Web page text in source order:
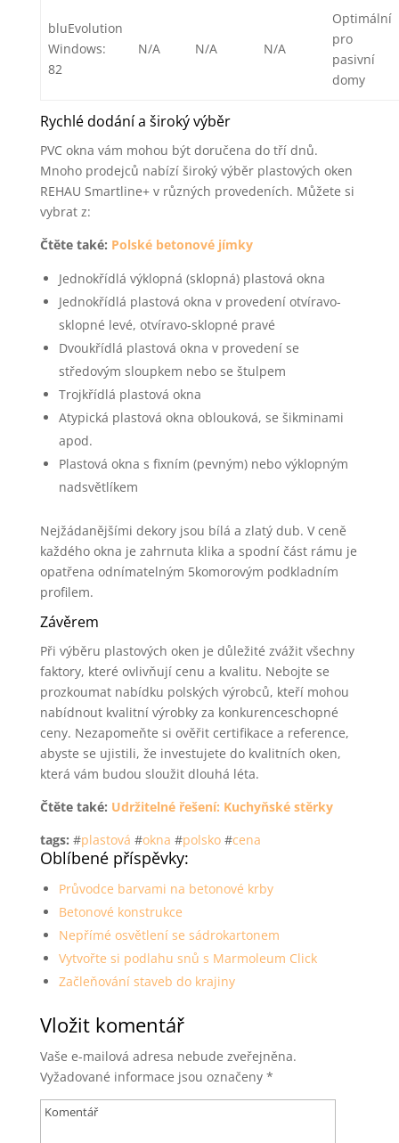
bluEvolution
Windows:
82
N/A N/A N/A
Optimální
pro
pasivní
domy
Rychlé dodání a široký výběr
PVC okna vám mohou být doručena do tří dnů.
Mnoho prodejců nabízí široký výběr plastových oken
REHAU Smartline+ v různých provedeních. Můžete si
vybrat z:
Čtěte také: Polské betonové jímky
Jednokřídlá výklopná (sklopná) plastová okna
Jednokřídlá plastová okna v provedení otvíravo-
sklopné levé, otvíravo-sklopné pravé
Dvoukřídlá plastová okna v provedení se
středovým sloupkem nebo se štulpem
Trojkřídlá plastová okna
Atypická plastová okna oblouková, se šikminami
apod.
Plastová okna s fixním (pevným) nebo výklopným
nadsvětlíkem
Nejžádanějšími dekory jsou bílá a zlatý dub. V ceně
každého okna je zahrnuta klika a spodní část rámu je
opatřena odnímatelným 5komorovým podkladním
profilem.
Závěrem
Při výběru plastových oken je důležité zvážit všechny
faktory, které ovlivňují cenu a kvalitu. Nebojte se
prozkoumat nabídku polských výrobců, kteří mohou
nabídnout kvalitní výrobky za konkurenceschopné
ceny. Nezapomeňte si ověřit certifikace a reference,
abyste se ujistili, že investujete do kvalitních oken,
která vám budou sloužit dlouhá léta.
Čtěte také: Udržitelné řešení: Kuchyňské stěrky
tags: #plastová #okna #polsko#cena
Oblíbené příspěvky:
Průvodce barvami na betonové krby
Betonové konstrukce
Nepřímé osvětlení se sádrokartonem
Vytvořte si podlahu snů s Marmoleum Click
Začleňování staveb do krajiny
Vložit komentář
Vaše e-mailová adresa nebude zveřejněna.
Vyžadované informace jsou označeny *